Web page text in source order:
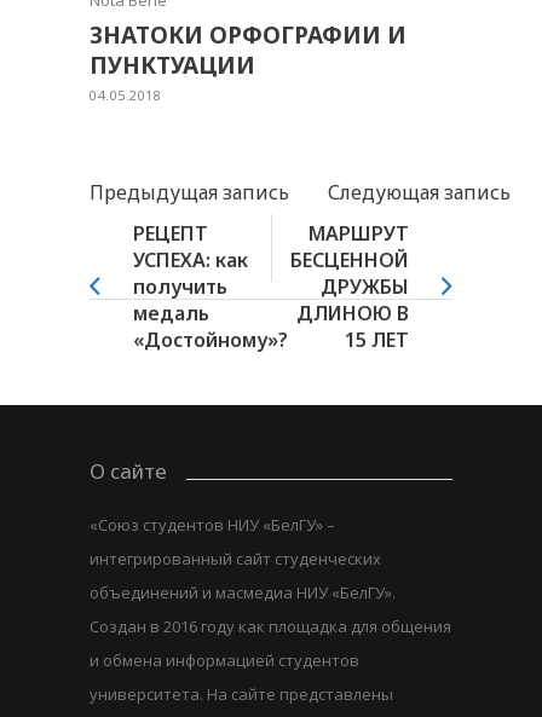
ЗНАТОКИ ОРФОГРАФИИ И
ПУНКТУАЦИИ
04.05.2018
Предыдущая запись
Следующая запись
РЕЦЕПТ
УСПЕХА: как
получить
медаль
«Достойному»?
МАРШРУТ
БЕСЦЕННОЙ
ДРУЖБЫ
ДЛИНОЮ В
15 ЛЕТ
О сайте
«Союз студентов НИУ «БелГУ» –
интегрированный сайт студенческих
объединений и масмедиа НИУ «БелГУ».
Создан в 2016 году как площадка для общения
и обмена информацией студентов
университета. На сайте представлены